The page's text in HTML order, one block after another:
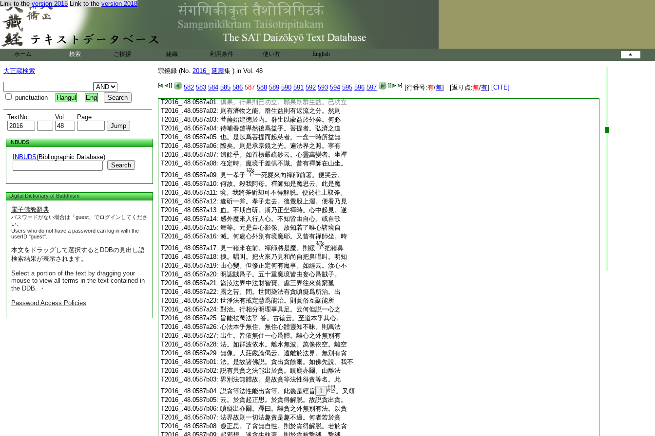
Link to the version 2015 Link to the version 2018
ホーム 検索 ご挨拶 組織 利用条件 使い方 English
大正蔵検索
punctuation Hangul Eng
TextNo. Vol. Page
INBUDS
INBUDS(Bibliographic Database)
Search
Digital Dictionary of Buddhism
電子佛教辭典
パスワードがない場合は「guest」でログインしてくださ
い。
Users who do not have a password can log in with the
userID "guest".
本文をドラッグして選択するとDDBの見出し語
検索結果が表示されます。
Select a portion of the text by dragging your
mouse to view all terms in the text contained in
the DDB. ・
Password Access Policies
宗鏡録 (No. 2016_ 延壽集 ) in Vol. 48
582 583 584 585 586 587 588 589 590 591 592 593 594 595 596 597 [行番号:有/無] [返り点:無/有] [CITE]
T2016_.48.0586c19:會。什法師云。若一起慈心則十方同縁。施中
T2016_.48.0586c20: 之最。莫先於此。故曰無前後也。肇法師云。夫
T2016_.48.0586c21:以方會人。不可一息期。以財濟物。不可一時
T2016_.48.0586c22:
周。是以會通無隅者。彌綸而不漏。法澤冥被
者。不易時而同覆。故能即無疆爲一會。而道
T2016_.48.0586c24:無不潤。虚心懷徳而物自賓。曷爲存濡沫之
T2016_.48.0586c25:小慧。捨江海之大益。置一時之法養。而設
T2016_.48.0586c26:前後之俗施乎。夫財養養身。法養養神。養
T2016_.48.0586c27:神之道存乎冥益。何則群生流轉。以無窮爲
T2016_.48.0586c28: 塵路。冥冥相承莫能自返。故大士建徳不自
T2016_.48.0587a01: 倶果。行果則已功立。願果則群生益。已功立
T2016_.48.0587a02: 則有濟物之能。群生益則有返流之分。然則
T2016_.48.0587a03: 菩薩始建徳於内。群生以蒙益於外矣。何必
T2016_.48.0587a04: 待哺養啓導然後爲益乎。菩提者。弘濟之道
T2016_.48.0587a05: 也。是以爲菩提而起慈者。一念一時所益無
T2016_.48.0587a06: 際矣。則是承宗鏡之光。遍法界之照。寧有
T2016_.48.0587a07: 遺餘乎。如首楞嚴疏鈔云。心靈萬變者。坐禪
T2016_.48.0587a08: 在定時。魔境千差倶不識。昔有禪師在山坐。
T2016_.48.0587a09: 見一孝子
一死屍來向禪師前著。便哭云。
T2016_.48.0587a10: 何故。殺我阿母。禪師知是魔思云。此是魔
T2016_.48.0587a11: 境。我將斧斫却可不得解脱。便於柱上取斧。
T2016_.48.0587a12: 遂斫一斧。孝子走去。後覺股上濕。便看乃見
T2016_.48.0587a13: 血。不期自斫。斯乃正坐禪時。心中起見。遂
T2016_.48.0587a14: 感外魔來入行人心。不知皆由自心。或自歌
T2016_.48.0587a15: 舞等。元是自心影像。故知若了唯心諸境自
T2016_.48.0587a16: 滅。何處心外別有境魔耶。又昔有禪師坐。時
T2016_.48.0587a17: 見一猪來在前。禪師將是魔。則緩
把猪鼻
T2016_.48.0587a18: 拽。唱叫。把火來乃見和尚自把鼻唱叫。明知
T2016_.48.0587a19: 由心變。但修正定何有魔事。如經云。汝心不
T2016_.48.0587a20: 明認賊爲子。五十重魔境皆由妄心爲賊子。
T2016_.48.0587a21: 盜汝法界中法財智寶。處三界往來貧窮孤
T2016_.48.0587a22: 露之苦。問。世間染法有貪瞋癡爲所治。出
T2016_.48.0587a23: 世淨法有戒定慧爲能治。則眞俗互顯能所
T2016_.48.0587a24: 對治。行相分明理事具足。云何但説一心之
T2016_.48.0587a25: 旨能祛萬法乎 答。古徳云。至道本乎其心。
T2016_.48.0587a26: 心法本乎無住。無住心體靈知不昧。則萬法
T2016_.48.0587a27: 出生。皆依無住一心爲體。離心之外無別有
T2016_.48.0587a28: 法。如群波依水。離水無波。萬像依空。離空
T2016_.48.0587a29: 無像。大莊嚴論偈云。遠離於法界。無別有貪
T2016_.48.0587b01: 法。是故諸佛説。貪出貪餘爾。如佛先説。我不
T2016_.48.0587b02: 説有異貪之法能出於貪。瞋癡亦爾。由離法
T2016_.48.0587b03: 界別法無體故。是故貪等法性得貪等名。此
T2016_.48.0587b04: 説貪等法性能出貪等。此義是經旨 1
。又頌
T2016_.48.0587b05: 云。於貪起正思。於貪得解脱。故説貪出貪。
T2016_.48.0587b06: 瞋癡出亦爾。釋曰。離貪之外無別有法。以貪
T2016_.48.0587b07: 法界故則一切法趣貪是趣不過。何者若於貪
T2016_.48.0587b08: 趣正思。了貪無自性。則於貪得解脱。若於貪